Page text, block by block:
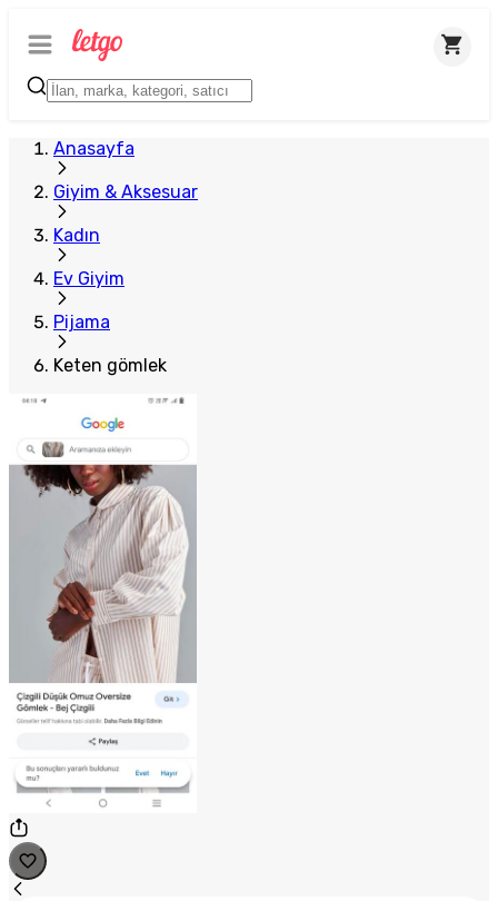
Anasayfa
Giyim & Aksesuar
Kadın
Ev Giyim
Pijama
Keten gömlek